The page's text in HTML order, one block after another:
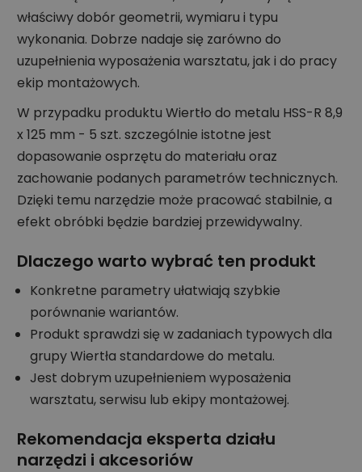
właściwy dobór geometrii, wymiaru i typu
wykonania. Dobrze nadaje się zarówno do
uzupełnienia wyposażenia warsztatu, jak i do pracy
ekip montażowych.
W przypadku produktu Wiertło do metalu HSS-R 8,9
x 125 mm - 5 szt. szczególnie istotne jest
dopasowanie osprzętu do materiału oraz
zachowanie podanych parametrów technicznych.
Dzięki temu narzędzie może pracować stabilnie, a
efekt obróbki będzie bardziej przewidywalny.
Dlaczego warto wybrać ten produkt
Konkretne parametry ułatwiają szybkie
porównanie wariantów.
Produkt sprawdzi się w zadaniach typowych dla
grupy Wiertła standardowe do metalu.
Jest dobrym uzupełnieniem wyposażenia
warsztatu, serwisu lub ekipy montażowej.
Rekomendacja eksperta działu
narzędzi i akcesoriów